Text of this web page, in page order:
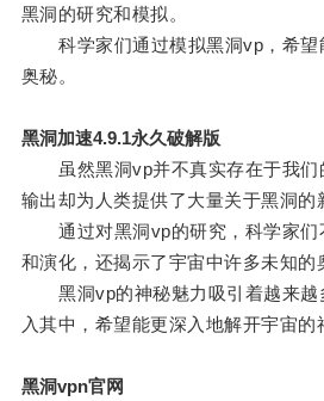
黑洞的研究和模拟。
科学家们通过模拟黑洞vp，希望
奥秘。
黑洞加速4.9.1永久破解版
虽然黑洞vp并不真实存在于我们
输出却为人类提供了大量关于黑洞的
通过对黑洞vp的研究，科学家们
和演化，还揭示了宇宙中许多未知的
黑洞vp的神秘魅力吸引着越来越
入其中，希望能更深入地解开宇宙的
黑洞vpn官网